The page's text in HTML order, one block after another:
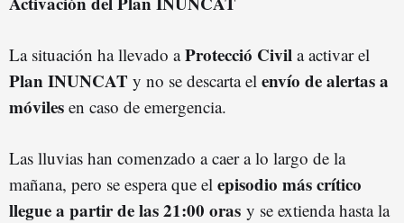
La situación ha llevado aProtecció Civil a activar el
Plan INUNCAT y no se descarta el envío de alertas a
móviles en caso de emergencia.
Las lluvias han comenzado a caer a lo largo de la
mañana, pero se espera que el episodio más crítico
llegue a partir de las 21:00 oras y se extienda hasta la